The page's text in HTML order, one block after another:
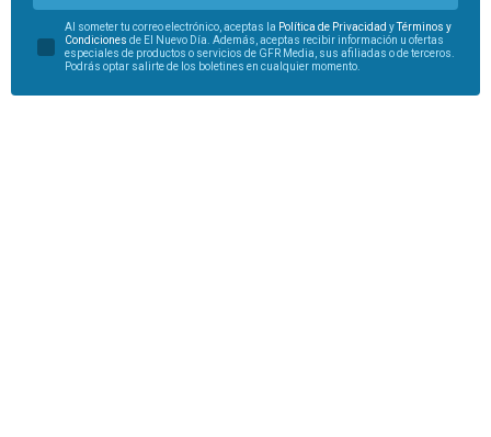
Al someter tu correo electrónico, aceptas la Política de Privacidad y
Términos y
Condiciones de El Nuevo Día. Además, aceptas recibir información u ofertas
especiales de productos o servicios de GFR Media, sus afiliadas o de terceros.
Podrás optar salirte de los boletines en cualquier momento.